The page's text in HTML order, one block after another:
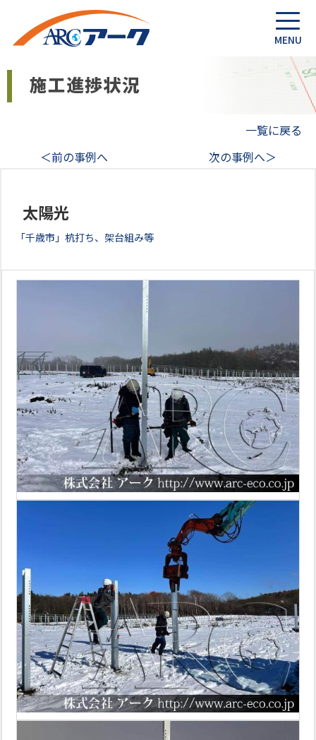
一覧に戻る
＜前の事例へ
次の事例へ＞
太陽光
「千歳市」杭打ち、架台組み等